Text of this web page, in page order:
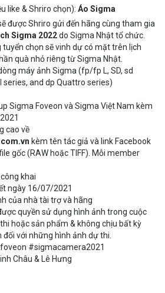
like & Shriro chọn): Áo Sigma
được Shriro gửi đến hãng cùng tham gia
Sigma 2022do Sigma Nhật tổ chức.
chọn sẽ vinh dự có mặt trên lịch
quà nhỏ riêng từ Sigma Nhật.
máy ảnh Sigma (fp/fp L, SD, sd
series, and dp Quattro series)
Sigma Foveon vàSigma Việt Nam kèm
cao về
kèm tên tác giả và link Facebook
gốc (RAW hoặc TIFF). Mỗi member
khai
ngày 16/07/2021
của nhà tài trợ và hãng
quyền sử dụng hình ảnh trong cuộc
hoặc sản phẩm & không chịu bất kỳ
với những hình ảnh dự thi.
#sigmacamera2021
Châu & Lê Hưng